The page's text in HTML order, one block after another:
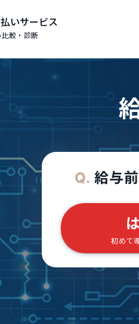
いサービス
較・診断
Q. 給与
初めて